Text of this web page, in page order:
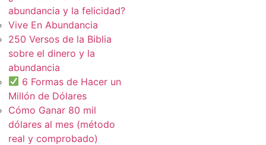
abundancia y la felicidad?
Vive En Abundancia
250 Versos de la Biblia
sobre el dinero y la
abundancia
6 Formas de Hacer un
Millón de Dólares
Cómo Ganar 80 mil
dólares al mes (método
real y comprobado)